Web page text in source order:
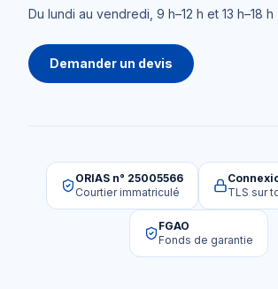
Du lundi au vendredi, 9 h–12 h et 13 h–18 h
Demander un devis
ORIAS n° 25005566
Courtier immatriculé
TLS sur
FGAO
Fonds de garantie